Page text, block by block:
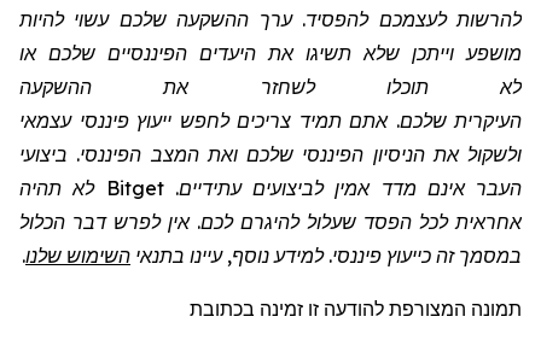
להרשות לעצמכם להפסיד. ערך ההשקעה שלכם עשוי להיות
מושפע וייתכן שלא תשיגו את היעדים הפיננסיים שלכם או
לא תוכלו לשחזר את ההשקעה
העיקרית שלכם. אתם תמיד צריכים לחפש ייעוץ פיננסי עצמאי
ולשקול את הניסיון הפיננסי שלכם ואת המצב הפיננסי. ביצועי
העבר אינם מדד אמין לביצועים עתידיים.Bitget לא תהיה
אחראית לכל הפסד שעלול להיגרם לכם. אין לפרש דבר הכלול
במסמך זה כייעוץ פיננסי. למידע נוסף, עיינו בתנאי השימוש שלנו.
תמונה המצורפת להודעה זו זמינה בכתובת